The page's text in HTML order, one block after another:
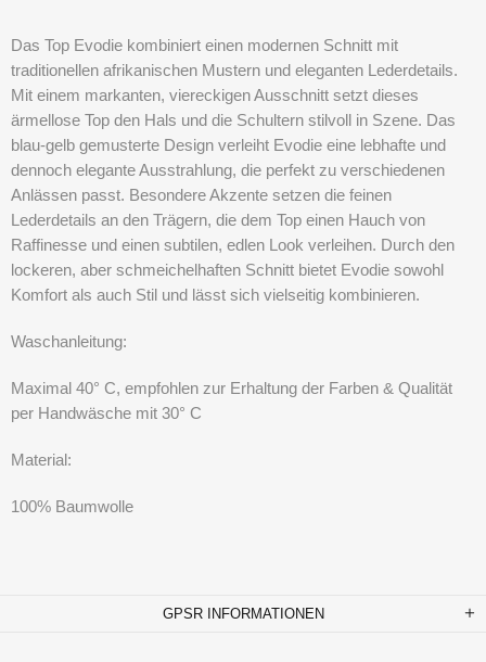
Das Top Evodie kombiniert einen modernen Schnitt mit
traditionellen afrikanischen Mustern und eleganten Lederdetails.
Mit einem markanten, viereckigen Ausschnitt setzt dieses
ärmellose Top den Hals und die Schultern stilvoll in Szene. Das
blau-gelb gemusterte Design verleiht Evodie eine lebhafte und
dennoch elegante Ausstrahlung, die perfekt zu verschiedenen
Anlässen passt. Besondere Akzente setzen die feinen
Lederdetails an den Trägern, die dem Top einen Hauch von
Raffinesse und einen subtilen, edlen Look verleihen. Durch den
lockeren, aber schmeichelhaften Schnitt bietet Evodie sowohl
Komfort als auch Stil und lässt sich vielseitig kombinieren.
Waschanleitung:
Maximal 40° C, empfohlen zur Erhaltung der Farben & Qualität
per Handwäsche mit 30° C
Material:
100% Baumwolle
GPSR INFORMATIONEN